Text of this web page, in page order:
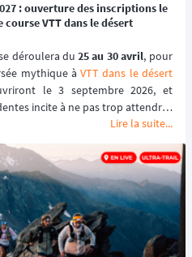
: ouverture des inscriptions le
VTT dans le désert
déroulera du 25 au 30 avril, pour
mythique à VTT dans le désert
le 3 septembre 2026, et
incite à ne pas trop attendre :
premiers inscrits, s'est envolé en
Lire la suite...